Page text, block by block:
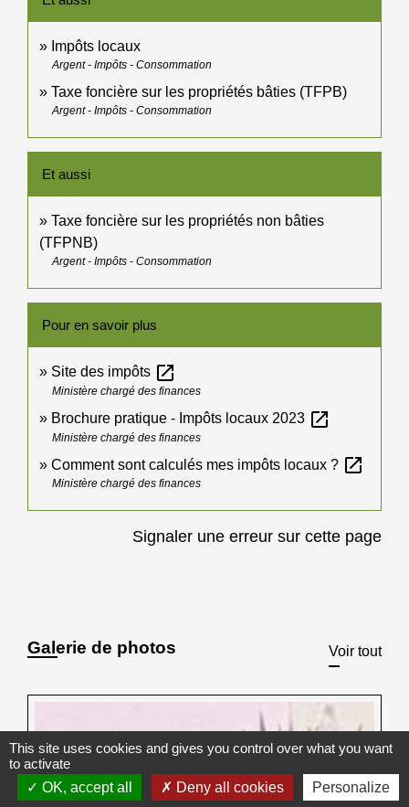
Impôts locaux
Argent - Impôts - Consommation
Taxe foncière sur les propriétés bâties (TFPB)
Argent - Impôts - Consommation
Et aussi
Taxe foncière sur les propriétés non bâties
(TFPNB)
Argent - Impôts - Consommation
Pour en savoir plus
Site des impôts open_in_new
Ministère chargé des finances
Brochure pratique - Impôts locaux 2023 open_in_new
Ministère chargé des finances
Comment sont calculés mes impôts locaux ? open_in_new
Ministère chargé des finances
Signaler une erreur sur cette page
Galerie de photos Voir tout
This site uses cookies and gives you control over what you want
to activate
OK, accept all
Deny all cookies Personalize